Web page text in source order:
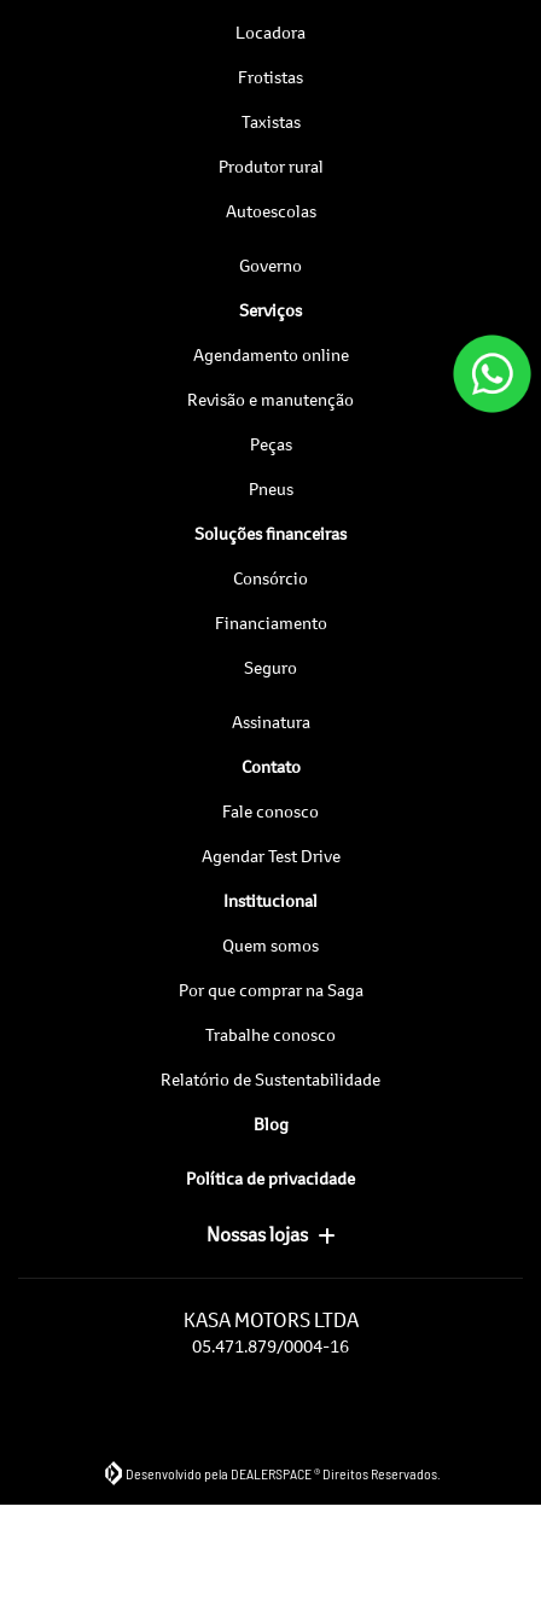
Locadora
Frotistas
Taxistas
Produtor rural
Autoescolas
Governo
Serviços
Agendamento online
Revisão e manutenção
Peças
Pneus
Soluções financeiras
Consórcio
Financiamento
Seguro
Assinatura
Contato
Fale conosco
Agendar Test Drive
Institucional
Quem somos
Por que comprar na Saga
Trabalhe conosco
Relatório de Sustentabilidade
Blog
Política de privacidade
Nossas lojas
KASA MOTORS LTDA
05.471.879/0004-16
Desenvolvido pela DEALERSPACE ® Direitos Reservados.